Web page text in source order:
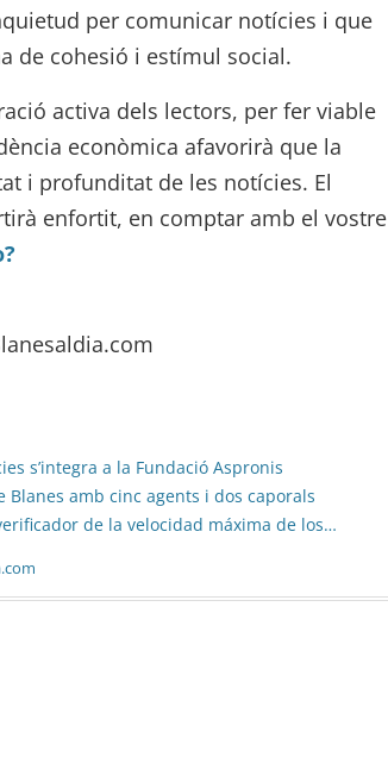
per comunicar notícies i que
de cohesió i estímul social.
activa dels lectors, per fer viable
econòmica afavorirà que la
i profunditat de les notícies. El
enfortit, en comptar amb el vostre
s’integra a la Fundació Aspronis
amb cinc agents i dos caporals
de la velocidad máxima de los…